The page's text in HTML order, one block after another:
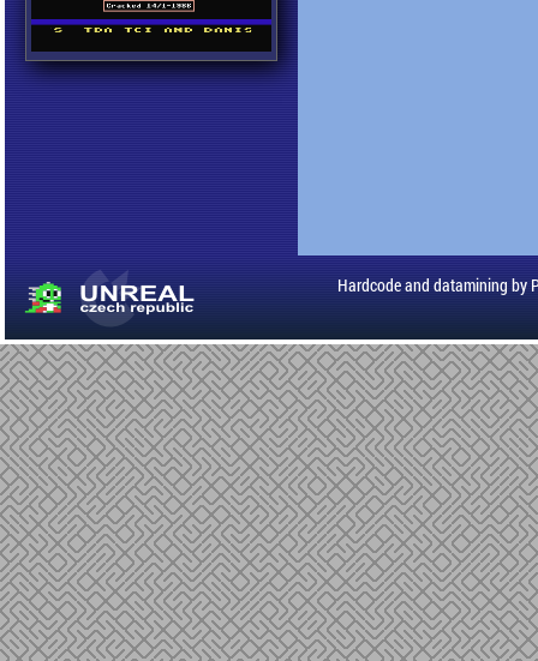
Hardcode and datamining by